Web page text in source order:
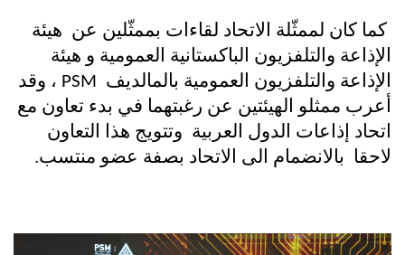
كما كان لممثّلة الاتحاد لقاءات بممثّلين عن هيئة
الإذاعة والتلفزيون الباكستانية العمومية و هيئة
الإذاعة والتلفزيون العمومية بالمالديف
PSM ، وقد
أعرب ممثلو الهيئتين عن رغبتهما في بدء تعاون مع
اتحاد إذاعات الدول العربية وتتويج هذا التعاون
لاحقا بالانضمام الى الاتحاد بصفة عضو منتسب.